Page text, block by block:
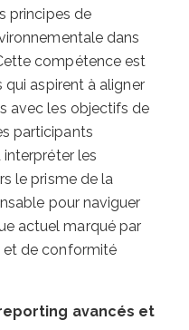
principes de
dans
compétence est
qui aspirent à aligner
avec les objectifs de
participants
les
le prisme de la
pour naviguer
actuel marqué par
et de conformité
avancés et